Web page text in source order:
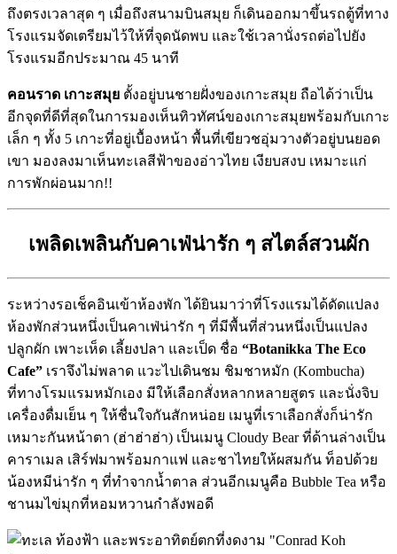
ถึงตรงเวลาสุด ๆ เมื่อถึงสนามบินสมุย ก็เดินออกมาขึ้นรถตู้ที่ทาง
โรงแรมจัดเตรียมไว้ให้ที่จุดนัดพบ และใช้เวลานั่งรถต่อไปยัง
โรงแรมอีกประมาณ 45 นาที
คอนราด เกาะสมุย ตั้งอยู่บนชายฝั่งของเกาะสมุย ถือได้ว่าเป็น
อีกจุดที่ดีที่สุดในการมองเห็นทิวทัศน์ของเกาะสมุยพร้อมกับเกาะ
เล็ก ๆ ทั้ง 5 เกาะที่อยู่เบื้องหน้า พื้นที่เขียวชอุ่มวางตัวอยู่บนยอด
เขา มองลงมาเห็นทะเลสีฟ้าของอ่าวไทย เงียบสงบ เหมาะแก่
การพักผ่อนมาก!!
เพลิดเพลินกับคาเฟ่น่ารัก ๆ สไตล์สวนผัก
ระหว่างรอเช็คอินเข้าห้องพัก ได้ยินมาว่าที่โรงแรมได้ดัดแปลง
ห้องพักส่วนหนึ่งเป็นคาเฟ่น่ารัก ๆ ที่มีพื้นที่ส่วนหนึ่งเป็นแปลง
ปลูกผัก เพาะเห็ด เลี้ยงปลา และเป็ด ชื่อ “Botanikka The Eco
Cafe” เราจึงไม่พลาด แวะไปเดินชม ชิมชาหมัก (Kombucha)
ที่ทางโรมแรมหมักเอง มีให้เลือกสั่งหลากหลายสูตร และนั่งจิบ
เครื่องดื่มเย็น ๆ ให้ชื่นใจกันสักหน่อย เมนูที่เราเลือกสั่งก็น่ารัก
เหมาะกันหน้าตา (ฮ่าฮ่าฮ่า) เป็นเมนู Cloudy Bear ที่ด้านล่างเป็น
คาราเมล เสิร์ฟมาพร้อมกาแฟ และชาไทยให้ผสมกัน ท็อปด้วย
น้องหมีน่ารัก ๆ ที่ทำจากน้ำตาล ส่วนอีกเมนูคือ Bubble Tea หรือ
ชานมไข่มุกที่หอมหวานกำลังพอดี